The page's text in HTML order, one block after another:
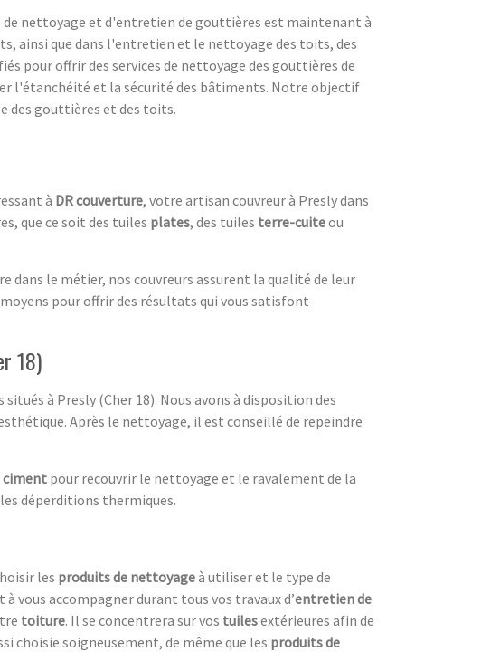
de nettoyage et d'entretien de gouttières est maintenant à
ainsi que dans l'entretien et le nettoyage des toits, des
pour offrir des services de nettoyage des gouttières de
l'étanchéité et la sécurité des bâtiments. Notre objectif
des gouttières et des toits.
à DR couverture, votre artisan couvreur à Presly dans
que ce soit des tuiles plates, des tuiles terre-cuiteou
dans le métier, nos couvreurs assurent la qualité de leur
pour offrir des résultats qui vous satisfont
18)
à Presly (Cher 18). Nous avons à disposition des
Après le nettoyage, il est conseillé de repeindre
ciment pour recouvrir le nettoyage et le ravalement de la
déperditions thermiques.
les produits de nettoyageà utiliser et le type de
vous accompagner durant tous vos travaux d’entretien de
toiture. Il se concentrera sur vos tuilesextérieures afin de
choisie soigneusement, de même que les produits de